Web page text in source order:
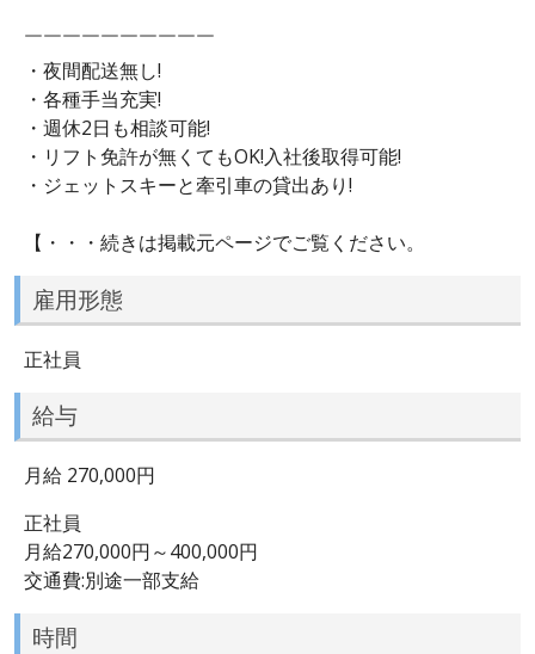
￣￣￣￣￣￣￣￣￣￣
・夜間配送無し!
・各種手当充実!
・週休2日も相談可能!
・リフト免許が無くてもOK!入社後取得可能!
・ジェットスキーと牽引車の貸出あり!
【・・・続きは掲載元ページでご覧ください。
雇用形態
正社員
給与
月給 270,000円
正社員
月給270,000円～400,000円
交通費:別途一部支給
時間